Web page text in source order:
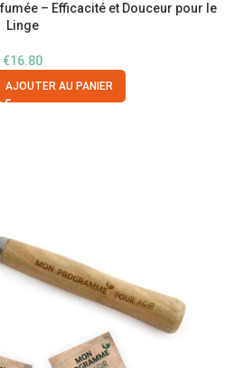
– Efficacité et Douceur pour le
Linge
€16.80
AJOUTER AU PANIER